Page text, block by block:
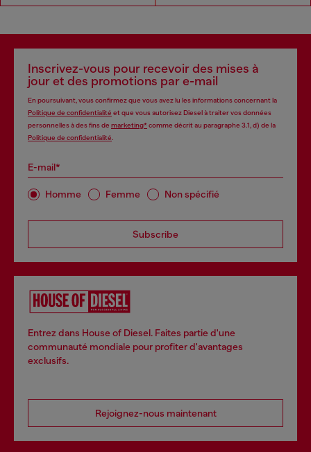
Inscrivez-vous pour recevoir des mises à
jour et des promotions par e-mail
En poursuivant, vous confirmez que vous avez lu les informations concernant la
Politique de confidentialité et que vous autorisez Diesel à traiter vos données
personnelles à des fins de marketing*comme décrit au paragraphe 3.1, d) de la
Politique de confidentialité
E-mail*
Homme Femme Non spécifié
Subscribe
Entrez dans House of Diesel. Faites partie d'une
communauté mondiale pour profiter d'avantages
exclusifs.
Rejoignez-nous maintenant